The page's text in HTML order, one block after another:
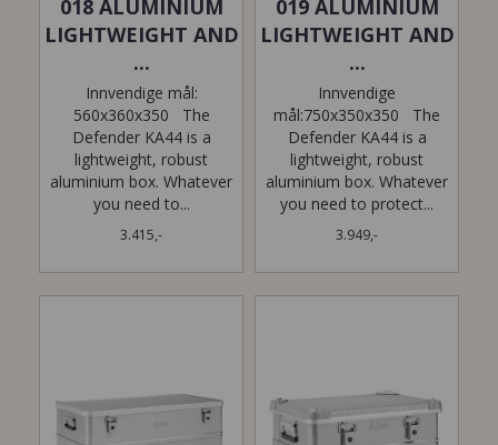
018 ALUMINIUM
LIGHTWEIGHT AND
...
Innvendige mål:
560x360x350 The
Defender KA44 is a
lightweight, robust
aluminium box. Whatever
you need to...
3.415,-
019 ALUMINIUM
LIGHTWEIGHT AND
...
Innvendige
mål:750x350x350 The
Defender KA44 is a
lightweight, robust
aluminium box. Whatever
you need to protect...
3.949,-